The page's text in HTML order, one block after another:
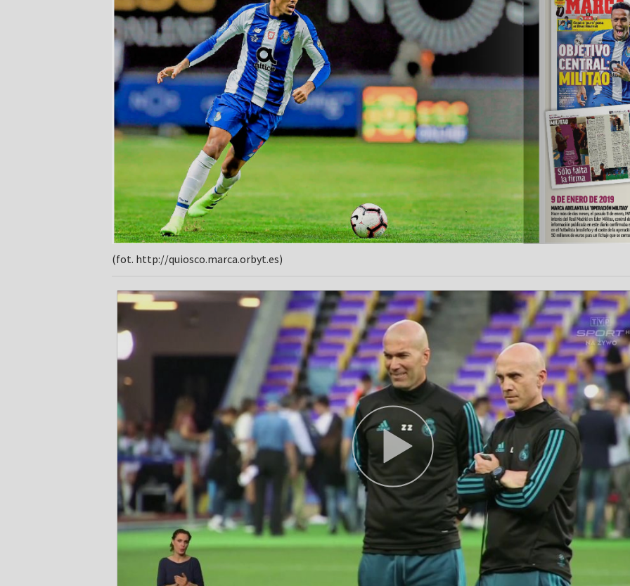
(fot. http://quiosco.marca.orbyt.es)